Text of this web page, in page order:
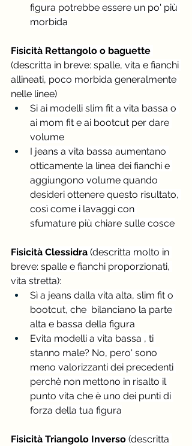
figura potrebbe essere un po' più
morbida
Fisicità Rettangolo o baguette
(descritta in breve: spalle, vita e fianchi
allineati, poco morbida generalmente
nelle linee)
Si ai modelli slim fit a vita bassa o
ai mom fit e ai bootcut per dare
volume
I jeans a vita bassa aumentano
otticamente la linea dei fianchi e
aggiungono volume quando
desideri ottenere questo risultato,
così come i lavaggi con
sfumature più chiare sulle cosce
Fisicità Clessidra (descritta molto in
breve: spalle e fianchi proporzionati,
vita stretta):
Sì a jeans dalla vita alta, slim fit o
bootcut, che  bilanciano la parte
alta e bassa della figura
Evita modelli a vita bassa , ti
stanno male? No, pero' sono
meno valorizzanti dei precedenti
perchè non mettono in risalto il
punto vita che è uno dei punti di
forza della tua figura
Fisicità Triangolo Inverso (descritta